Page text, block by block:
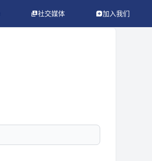
社交媒体 加入我们